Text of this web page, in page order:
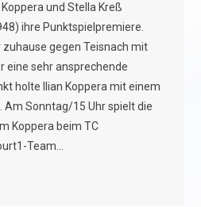
und Stella Kreß
ihre Punktspielpremiere.
zuhause gegen Teisnach mit
eine sehr ansprechende
holte Ilian Koppera mit einem
Am Sonntag/15 Uhr spielt die
Koppera beim TC
Team…